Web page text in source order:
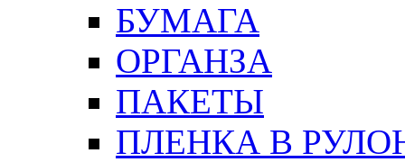
БУМАГА
ОРГАНЗА
ПАКЕТЫ
ПЛЕНКА В